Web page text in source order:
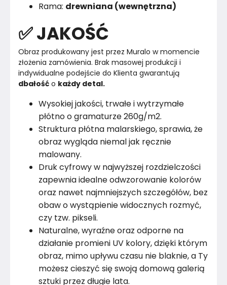
Rama: drewniana (wewnętrzna)
✅ JAKOŚĆ
Obraz produkowany jest przez Muralo w momencie
złożenia zamówienia. Brak masowej produkcji i
indywidualne podejście do Klienta gwarantują
dbałość o każdy detal.
Wysokiej jakości, trwałe i wytrzymałe
płótno o gramaturze 260g/m2.
Struktura płótna malarskiego, sprawia, że
obraz wygląda niemal jak ręcznie
malowany.
Druk cyfrowy w najwyższej rozdzielczości
zapewnia idealne odwzorowanie kolorów
oraz nawet najmniejszych szczegółów, bez
obaw o wystąpienie widocznych rozmyć,
czy tzw. pikseli.
Naturalne, wyraźne oraz odporne na
działanie promieni UV kolory, dzięki którym
obraz, mimo upływu czasu nie blaknie, a Ty
możesz cieszyć się swoją domową galerią
sztuki przez długie lata.